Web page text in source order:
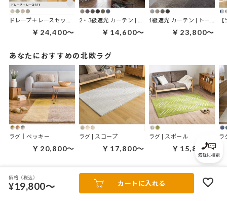
￥24,400～ ￥14,600～ ￥23,800～
あなたにおすすめの北欧ラグ
ラグ｜ベッキー
￥20,800～
ラグ | スコープ
￥17,800～
ラグ | スポール
￥15,800～
ラ
北欧ラグをもっと見る
価格（税込）
¥19,800～ カートに入れる